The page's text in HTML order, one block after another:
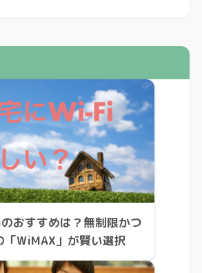
おすすめは？無制限かつ
「WiMAX」が賢い選択